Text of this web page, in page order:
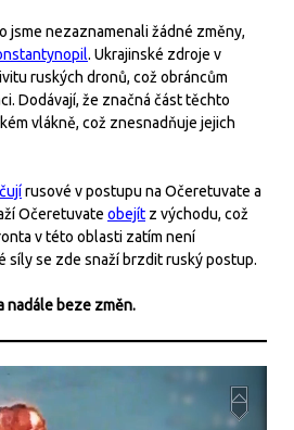
jsme nezaznamenali žádné změny,
. Ukrajinské zdroje v
ruských dronů, což obráncům
Dodávají, že značná část těchto
vlákně, což znesnadňuje jejich
rusové v postupu na Očeretuvate a
Očeretuvate obejít z východu, což
v této oblasti zatím není
síly se zde snaží brzdit ruský postup.
nadále beze změn.